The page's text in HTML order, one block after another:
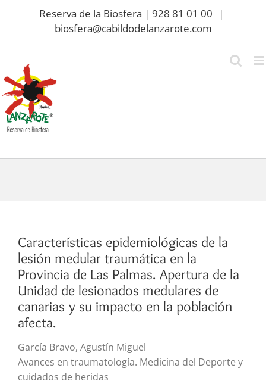
Reserva de la Biosfera | 928 81 01 00
|
biosfera@cabildodelanzarote.com
Características epidemiológicas de la
lesión medular traumática en la
Provincia de Las Palmas. Apertura de la
Unidad de lesionados medulares de
canarias y su impacto en la población
afecta.
García Bravo, Agustín Miguel
Avances en traumatología. Medicina del Deporte y
cuidados de heridas